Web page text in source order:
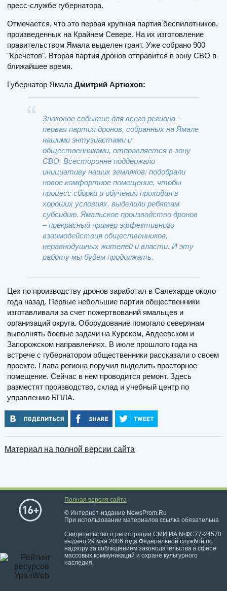
пресс-службе губернатора.
Отмечается, что это первая крупная партия беспилотников,
произведенных на Крайнем Севере. На их изготовление
правительством Ямала выделен грант. Уже собрано 900
"Кречетов". Вторая партия дронов отправится в зону СВО в
ближайшее время.
Губернатор Ямала Дмитрий Артюхов:
Знаковое событие для всего региона –
первая партия дронов, собранных на Ямале
нашими энтузиастами и
общественниками, отправляется в зону
СВО. Всесторонне поддержали
инициативу наших земляков: подобрали
новое комфортное помещение, чтобы
процесс сборки и обучения проходил в
хороших условиях, выделили ребятам
субсидию. Ямальское производство дронов
– прекрасный пример эффективного
взаимодействия общественников,
неравнодушных жителей и власти. И эту
работу мы будем продолжать.
Цех по производству дронов заработал в Салехарде около
года назад. Первые небольшие партии общественники
изготавливали за счет пожертвований ямальцев и
организаций округа. Оборудование помогало северянам
выполнять боевые задачи на Курском, Авдеевском и
Запорожском направлениях. В июле прошлого года на
встрече с губернатором общественники рассказали о своем
проекте. Глава региона поручил выделить просторное
помещение. Сейчас в нем проводится ремонт. Здесь
разместят производство, склад и учебный центр по
управлению БПЛА.
Материал на полной версии сайта
Полная версия сайта
© Интернет-издание NewsProm.Ru
При использовании материалов ссылка обязательна
Свидетельство о регистрации СМИ ИА №ФС77-24570
выдано 29 мая 2006 года Федеральной службой по
надзору за соблюдением законодательства в сфере
массовых коммуникаций и охране культурного
наследия.